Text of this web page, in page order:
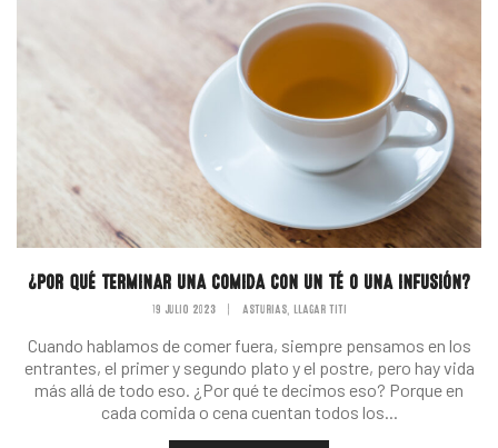
¿POR QUÉ TERMINAR UNA COMIDA CON UN TÉ O UNA INFUSIÓN?
19 JULIO 2023 ASTURIAS, LLAGAR TITI
Cuando hablamos de comer fuera, siempre pensamos en los
entrantes, el primer y segundo plato y el postre, pero hay vida
más allá de todo eso. ¿Por qué te decimos eso? Porque en
cada comida o cena cuentan todos los...